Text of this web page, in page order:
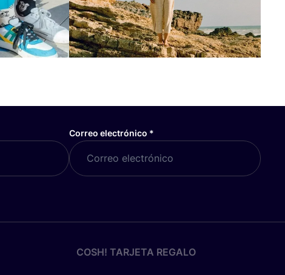
Correo electrónico *
COSH! TARJETA REGALO